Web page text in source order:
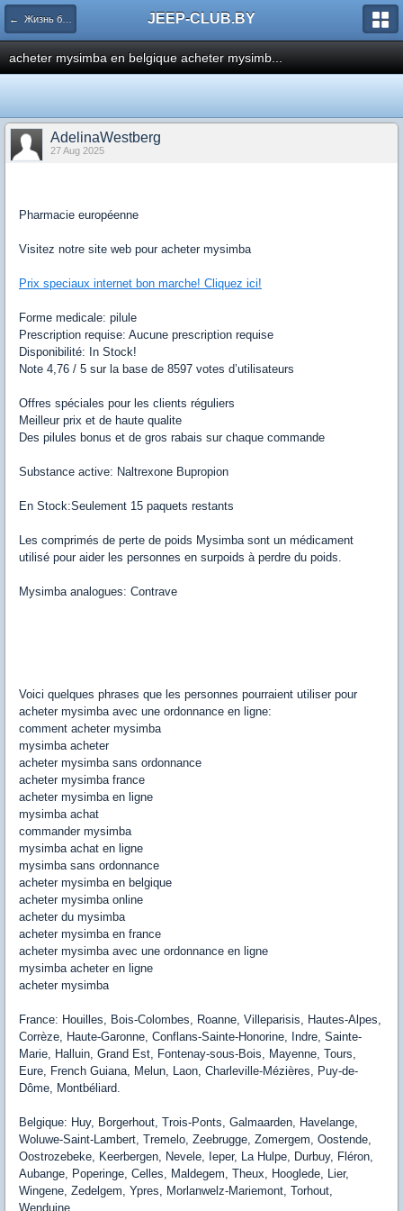
← Жизнь белорусского Jeep клуба JEEP-CLUB.BY
acheter mysimba en belgique acheter mysimb...
AdelinaWestberg
27 Aug 2025
Pharmacie européenne
Visitez notre site web pour acheter mysimba
Prix speciaux internet bon marche! Cliquez ici!
Forme medicale: pilule
Prescription requise: Aucune prescription requise
Disponibilité: In Stock!
Note 4,76 / 5 sur la base de 8597 votes d’utilisateurs
Offres spéciales pour les clients réguliers
Meilleur prix et de haute qualite
Des pilules bonus et de gros rabais sur chaque commande
Substance active: Naltrexone Bupropion
En Stock:Seulement 15 paquets restants
Les comprimés de perte de poids Mysimba sont un médicament
utilisé pour aider les personnes en surpoids à perdre du poids.
Mysimba analogues: Contrave
Voici quelques phrases que les personnes pourraient utiliser pour
acheter mysimba avec une ordonnance en ligne:
comment acheter mysimba
mysimba acheter
acheter mysimba sans ordonnance
acheter mysimba france
acheter mysimba en ligne
mysimba achat
commander mysimba
mysimba achat en ligne
mysimba sans ordonnance
acheter mysimba en belgique
acheter mysimba online
acheter du mysimba
acheter mysimba en france
acheter mysimba avec une ordonnance en ligne
mysimba acheter en ligne
acheter mysimba
France: Houilles, Bois-Colombes, Roanne, Villeparisis, Hautes-Alpes,
Corrèze, Haute-Garonne, Conflans-Sainte-Honorine, Indre, Sainte-
Marie, Halluin, Grand Est, Fontenay-sous-Bois, Mayenne, Tours,
Eure, French Guiana, Melun, Laon, Charleville-Mézières, Puy-de-
Dôme, Montbéliard.
Belgique: Huy, Borgerhout, Trois-Ponts, Galmaarden, Havelange,
Woluwe-Saint-Lambert, Tremelo, Zeebrugge, Zomergem, Oostende,
Oostrozebeke, Keerbergen, Nevele, Ieper, La Hulpe, Durbuy, Fléron,
Aubange, Poperinge, Celles, Maldegem, Theux, Hooglede, Lier,
Wingene, Zedelgem, Ypres, Morlanwelz-Mariemont, Torhout,
Wenduine.